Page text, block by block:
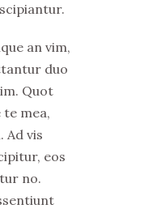
an vim,
duo
Quot
mea,
Ad vis
eos
no.